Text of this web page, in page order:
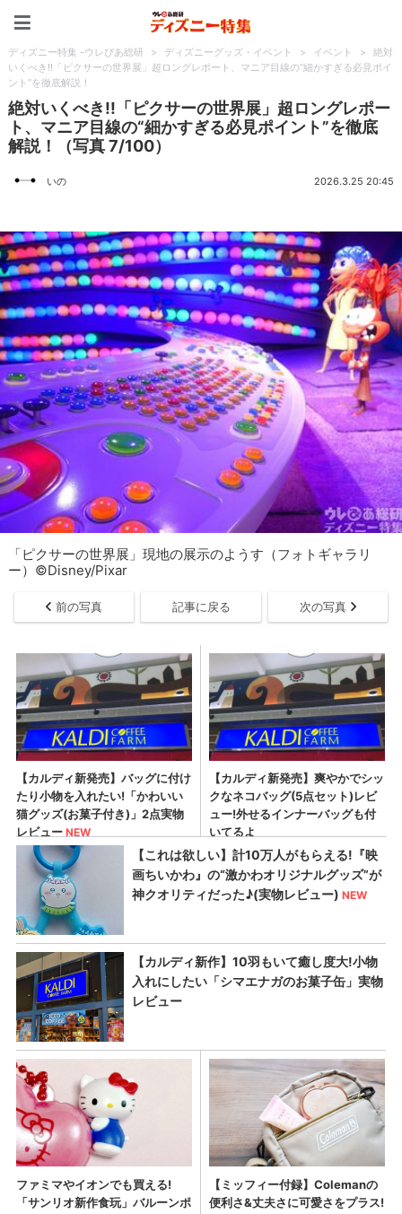
ディズニー特集 -ウレぴあ総研 > ディズニーグッズ・イベント > イベント >
絶対
いくべき!!「ピクサーの世界展」超ロングレポート、マニア目線の“細かすぎる必見ポイ
ント”を徹底解説！
絶対いくべき!!「ピクサーの世界展」超ロングレポー
ト、マニア目線の“細かすぎる必見ポイント”を徹底
解説！（写真 7/100）
いの 2026.3.25 20:45
「ピクサーの世界展」現地の展示のようす（フォトギャラリ
ー）©Disney/Pixar
前の写真 記事に戻る 次の写真